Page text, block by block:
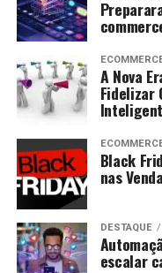
A Nova
Fidelizar
Black
nas
DESTAQUE
escalar